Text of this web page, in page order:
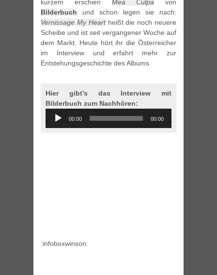
kurzem erschien Mea Culpa von
Bilderbuch und schon legen sie nach:
Vernissage My Heartheißt die noch neuere
Scheibe und ist seit vergangener Woche auf
dem Markt. Heute hört ihr die Österreicher
im Interview und erfahrt mehr zur
Entstehungsgeschichte des Albums.
Hier gibt’s das Interview mit
Bilderbuch zum Nachhören:
Audio
Player
00:00 00:00
:infoboxwinson: